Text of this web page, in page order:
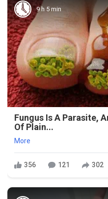
9 h 5 min
Fungus Is A Parasite,
Of Plain...
More
356 121 302